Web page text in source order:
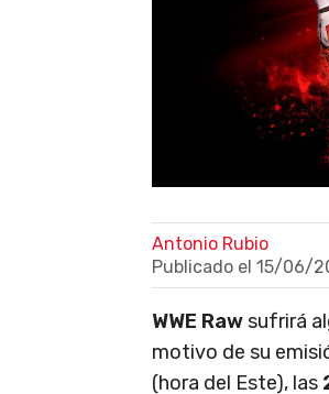
Antonio Rubio
Publicado el 15/06/
WWE Rawsufrirá
motivo de su
(hora del Este), las